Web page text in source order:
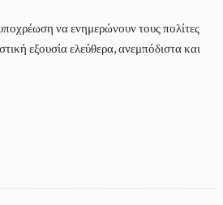
να ενημερώνουν τους πολίτες
εξουσία ελεύθερα, ανεμπόδιστα και